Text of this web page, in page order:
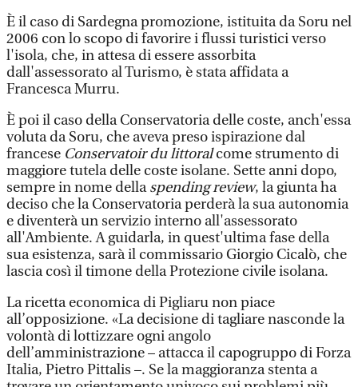
È il caso di Sardegna promozione, istituita da Soru nel
2006 con lo scopo di favorire i flussi turistici verso
l'isola, che, in attesa di essere assorbita
dall'assessorato al Turismo, è stata affidata a
Francesca Murru.
È poi il caso della Conservatoria delle coste, anch'essa
voluta da Soru, che aveva preso ispirazione dal
francese Conservatoir du littoralcome strumento di
maggiore tutela delle coste isolane. Sette anni dopo,
sempre in nome dellaspending review, la giunta ha
deciso che la Conservatoria perderà la sua autonomia
e diventerà un servizio interno all'assessorato
all'Ambiente. A guidarla, in quest'ultima fase della
sua esistenza, sarà il commissario Giorgio Cicalò, che
lascia così il timone della Protezione civile isolana.
La ricetta economica di Pigliaru non piace
all’opposizione. «La decisione di tagliare nasconde la
volontà di lottizzare ogni angolo
dell’amministrazione – attacca il capogruppo di Forza
Italia, Pietro Pittalis –. Se la maggioranza stenta a